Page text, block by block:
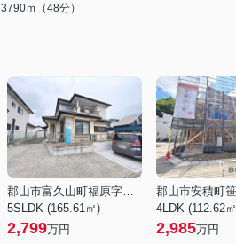
3790ｍ（48分）
郡山市富久山町福原字沼下
5SLDK (165.61㎡)
2,799万円
4LDK (112.62
2,985万円